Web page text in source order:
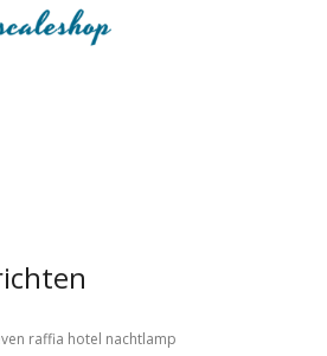
raffia hotel nachtlamp